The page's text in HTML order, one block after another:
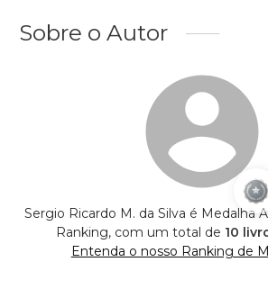
Sobre o Autor
Sergio Ricardo M. da Silva é Medalha
Ranking, com um total de 10
Entenda o nosso Ranking de